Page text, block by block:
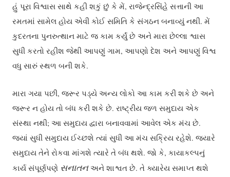
હું પૂરા વિશ્વાસ સાથે કહી શકું છું કે મેં, રાજેન્દ્રસિંહે સત્તાની આ
રમતમાં સામેલ હોય એવી કોઈ સમિતિ કે સંગઠન બનાવ્યું નથી. મેં
કુદરતના પુનરુત્થાન માટે જ કામ કર્યું છે અને મારા છેલ્લા શ્વાસ
સુધી કરતો રહીશ જેથી આપણું ગામ, આપણો દેશ અને આપણું વિશ્વ
વધુ સારું સ્થળ બની શકે.
મારા ગયા પછી, જરૂર પડ્યે અન્ય લોકો આ કામ કરી શકે છે અને
જરૂર ન હોય તો બંધ કરી શકે છે. રાષ્ટ્રીય જળ સમુદાય એક
સંસ્થા નથી; આ સમુદાય દ્વારા બનાવવામાં આવેલ એક મંચ છે.
જ્યાં સુધી સમુદાય ઈચ્છશે ત્યાં સુધી આ મંચ સક્રિય રહેશે. જ્યારે
સમુદાય તેને રોકવા માંગશે ત્યારે તે બંધ થશે. જો કે, કાયાકલ્પનું
કાર્ય સંપૂર્ણપણે સનાતનઅને શાશ્વત છે. તે ક્યારેય સમાપ્ત થશે